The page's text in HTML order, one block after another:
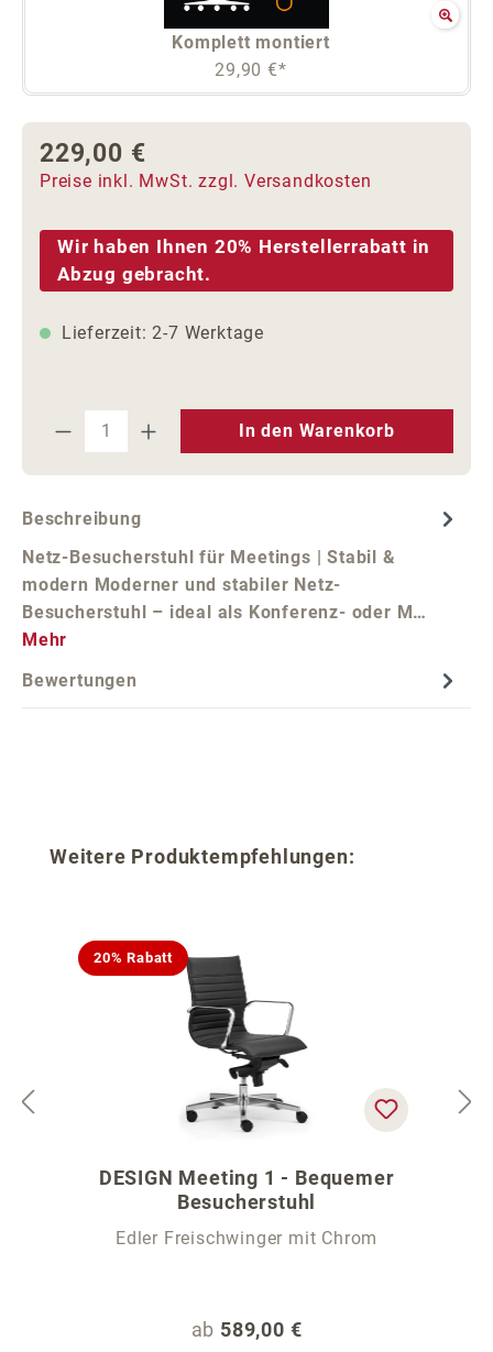
Komplett montiert
29,90 €*
Regulärer Preis:
229,00 €
Preise inkl. MwSt. zzgl. Versandkosten
Wir haben Ihnen 20% Herstellerrabatt in
Abzug gebracht.
Lieferzeit: 2-7 Werktage
Produkt Anzahl: Gib den
In den Warenkorb
Beschreibung
Netz-Besucherstuhl für Meetings | Stabil &
modern Moderner und stabiler Netz-
Besucherstuhl – ideal als Konferenz- oder M…
Mehr
Bewertungen
Produktgalerie überspringen
Weitere Produktempfehlungen:
20% Rabatt
DESIGN Meeting 1 - Bequemer
Besucherstuhl
Edler Freischwinger mit Chrom
Regulärer Preis:
ab 589,00 €